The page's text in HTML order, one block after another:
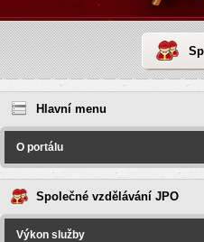
Hlavní menu
O portálu
Společné vzdělávání JPO
Výkon služby
save
reddit
video
coloring
pages
love
horoscope
today